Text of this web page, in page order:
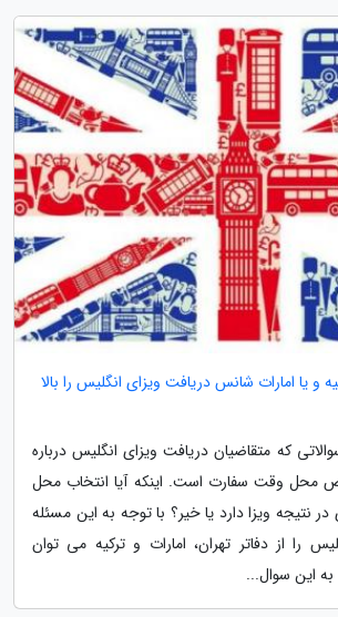
و یا امارات شانس دریافت ویزای انگلیس را بالا
که متقاضیان دریافت ویزای انگلیس درباره
وقت سفارت است. اینکه آیا انتخاب محل
نتیجه ویزا دارد یا خیر؟ با توجه به این مسئله
را از دفاتر تهران، امارات و ترکیه می توان
به این سوال...